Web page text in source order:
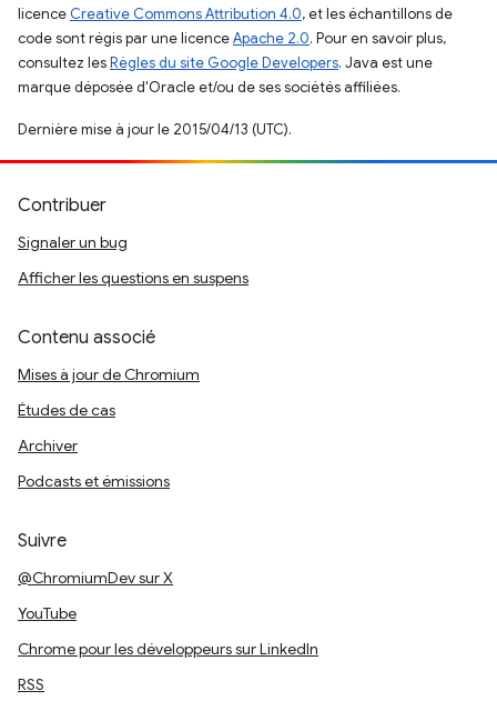
licence Creative Commons Attribution 4.0, et les échantillons de
code sont régis par une licenceApache 2.0. Pour en savoir plus,
consultez lesRègles du site Google Developers. Java est une
marque déposée d'Oracle et/ou de ses sociétés affiliées.
Dernière mise à jour le 2015/04/13 (UTC).
Contribuer
Signaler un bug
Afficher les questions en suspens
Contenu associé
Mises à jour de Chromium
Études de cas
Archiver
Podcasts et émissions
Suivre
@ChromiumDev sur X
YouTube
Chrome pour les développeurs sur LinkedIn
RSS